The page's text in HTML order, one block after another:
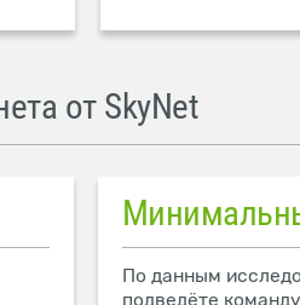
от SkyNet
По данным
подведёте